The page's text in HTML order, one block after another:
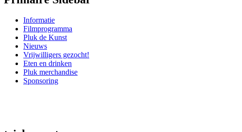
Informatie
Filmprogramma
Pluk de Kunst
Nieuws
Vrijwilligers gezocht!
Eten en drinken
Pluk merchandise
Sponsoring